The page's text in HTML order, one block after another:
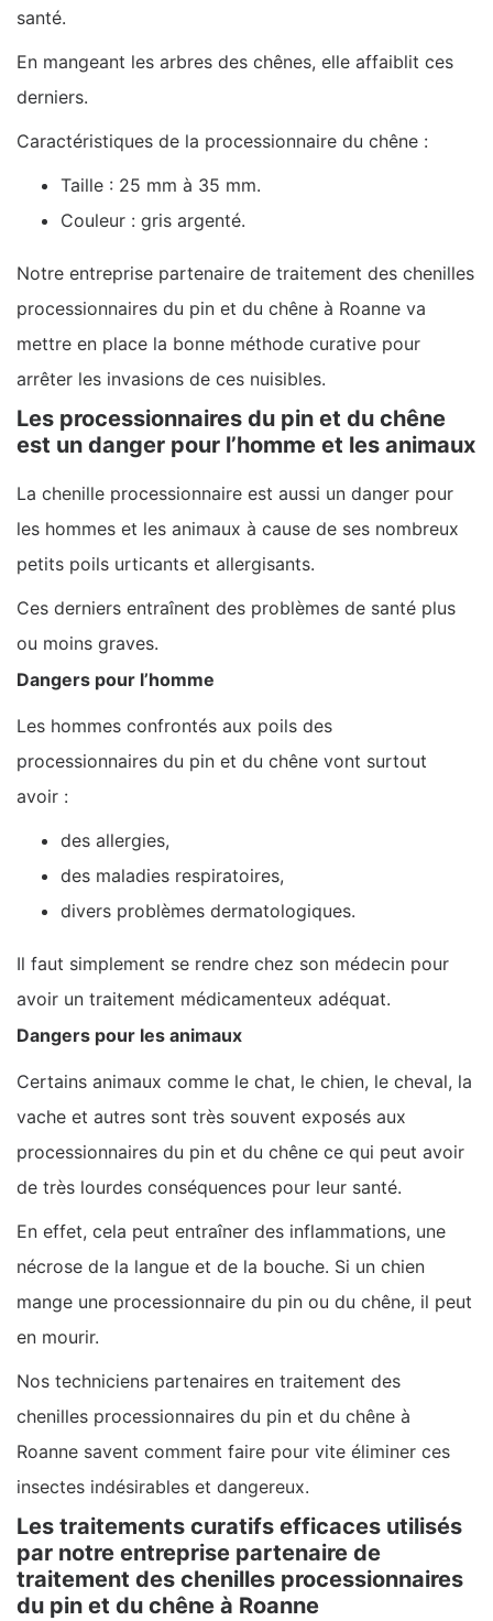
santé.
En mangeant les arbres des chênes, elle affaiblit ces
derniers.
Caractéristiques de la processionnaire du chêne :
Taille : 25 mm à 35 mm.
Couleur : gris argenté.
Notre entreprise partenaire de traitement des chenilles
processionnaires du pin et du chêne à Roanne va
mettre en place la bonne méthode curative pour
arrêter les invasions de ces nuisibles.
Les processionnaires du pin et du chêne
est un danger pour l’homme et les animaux
La chenille processionnaire est aussi un danger pour
les hommes et les animaux à cause de ses nombreux
petits poils urticants et allergisants.
Ces derniers entraînent des problèmes de santé plus
ou moins graves.
Dangers pour l’homme
Les hommes confrontés aux poils des
processionnaires du pin et du chêne vont surtout
avoir :
des allergies,
des maladies respiratoires,
divers problèmes dermatologiques.
Il faut simplement se rendre chez son médecin pour
avoir un traitement médicamenteux adéquat.
Dangers pour les animaux
Certains animaux comme le chat, le chien, le cheval, la
vache et autres sont très souvent exposés aux
processionnaires du pin et du chêne ce qui peut avoir
de très lourdes conséquences pour leur santé.
En effet, cela peut entraîner des inflammations, une
nécrose de la langue et de la bouche. Si un chien
mange une processionnaire du pin ou du chêne, il peut
en mourir.
Nos techniciens partenaires en traitement des
chenilles processionnaires du pin et du chêne à
Roanne savent comment faire pour vite éliminer ces
insectes indésirables et dangereux.
Les traitements curatifs efficaces utilisés
par notre entreprise partenaire de
traitement des chenilles processionnaires
du pin et du chêne à Roanne